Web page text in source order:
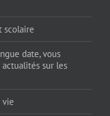
scolaire
date, vous
sur les
vie